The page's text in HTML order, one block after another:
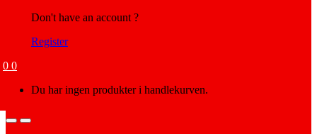
Don't have an account ?
Register
0 0
Du har ingen produkter i handlekurven.
OpenClose